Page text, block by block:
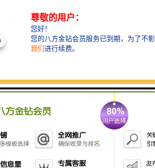
等，对产生的污泥进行处理和减量。
8. **污水消毒设备**：常用的方法有氯消
和紫外线消毒，用于去除水中的病原微生物
理方法来降解难以处理的有机物。
环境的影响，同时也能实现水资源的循环
保要求的提高，许多造纸厂也在探索新的
与设备，以提高处理效率和降低处理成本